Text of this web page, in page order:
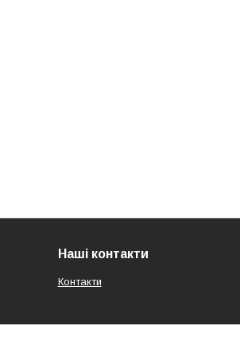
Наші контакти
Контакти